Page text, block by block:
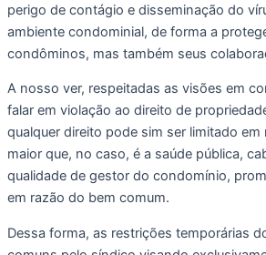
perigo de contágio e disseminação do
ambiente condominial, de forma a
condôminos, mas também seus
A nosso ver, respeitadas as visões em
falar em violação ao direito de
qualquer direito pode sim ser limitado
maior que, no caso, é a saúde pública,
qualidade de gestor do condomínio,
em razão do bem comum.
Dessa forma, as restrições temporárias